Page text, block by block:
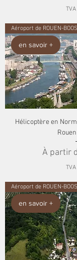
en savoir +
Aéroport de ROUEN-BOOS
Hélicoptère en
À partir
Prix
en savoir +
Aéroport de ROUEN-BOOS